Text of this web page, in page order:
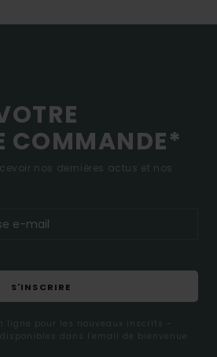
COMMANDE*
nos dernières actus et nos
S'INSCRIRE
ligne pour les nouveaux inscrits -
dans l'email de bienvenue